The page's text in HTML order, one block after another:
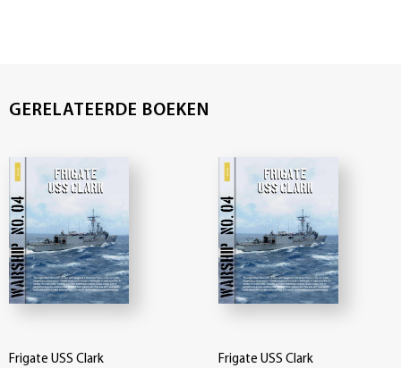
GERELATEERDE BOEKEN
Frigate USS Clark
Frigate USS Clark